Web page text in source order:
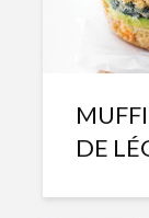
DE